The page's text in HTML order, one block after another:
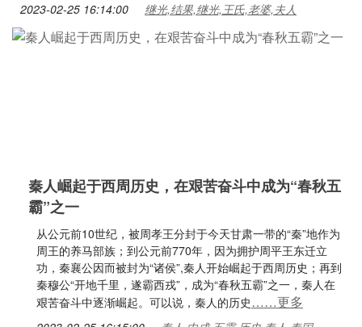
2023-02-25 16:14:00 继光,结果,继光,王氏,老婆,夫人
秦人崛起于西周历史，在艰苦奋斗中成为“春秋五
霸”之一
从公元前10世纪，被周孝王分封于今天甘肃一带的“秦”地作为
周王的养马部族；到公元前770年，因为拥护周平王东迁立
功，秦襄公因而被封为“诸侯”,秦人开始崛起于西周历史；再到
秦穆公“开地千里，遂霸西戎”，成为“春秋五霸”之一，秦人在
艰苦奋斗中逐渐崛起。可以说，秦人的历史……更多